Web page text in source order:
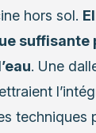
hors sol.
suffisante
. Une
techniques